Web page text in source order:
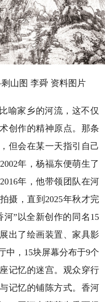
图 李舜 资料图片
喻家乡的河流，这不仅
创作的精神原点。那条
但会在某一天指引自己
年，杨福东便萌生了
年，他带领团队在河
摄，直到2025年秋才完
河”以全新创作的同名15
出了绘画装置、家具影
中，15块屏幕分布于9个
记忆的迷宫。观众穿行
记忆的铺陈方式。香河